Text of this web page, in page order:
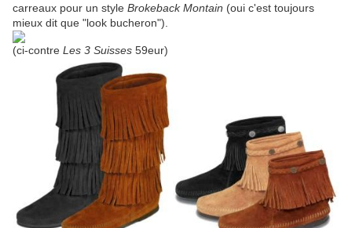
carreaux pour un style Brokeback Montain (oui c'est toujours
mieux dit que "look bucheron").
(ci-contre Les 3 Suisses 59eur)